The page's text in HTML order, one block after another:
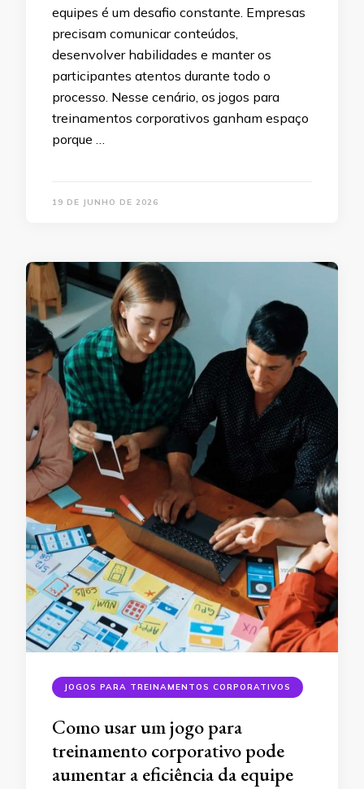
equipes é um desafio constante. Empresas
precisam comunicar conteúdos,
desenvolver habilidades e manter os
participantes atentos durante todo o
processo. Nesse cenário, os jogos para
treinamentos corporativos ganham espaço
porque …
19 DE JUNHO DE 2026
JOGOS PARA TREINAMENTOS CORPORATIVOS
Como usar um jogo para
treinamento corporativo pode
aumentar a eficiência da equipe